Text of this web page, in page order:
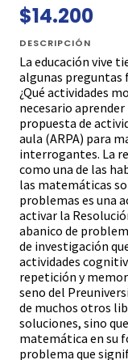
$14.200
DESCRIPCIÓN
La educación vive
algunas preguntas
¿Qué actividades
necesario
propuesta de
aula (ARPA) para
interrogantes. La
como una de las
las matemáticas
problemas es una
activar la
abanico de
de investigación
actividades
repetición y
seno del
de muchos otros
soluciones, sino
matemática en su
problema que